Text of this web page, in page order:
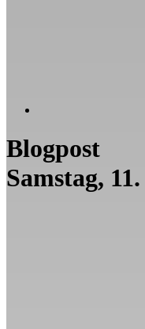
Blogpost
Samstag,